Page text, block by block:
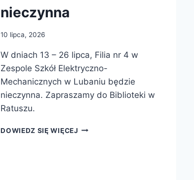
nieczynna
10 lipca, 2026
W dniach 13 – 26 lipca, Filia nr 4 w
Zespole Szkół Elektryczno-
Mechanicznych w Lubaniu będzie
nieczynna. Zapraszamy do Biblioteki w
Ratuszu.
DOWIEDZ SIĘ WIĘCEJ 13-